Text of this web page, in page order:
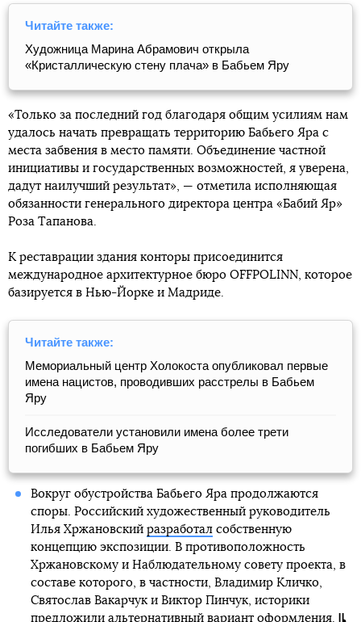
Читайте также:
Художница Марина Абрамович открыла
«Кристаллическую стену плача» в Бабьем Яру
«Только за последний год благодаря общим усилиям нам
удалось начать превращать территорию Бабьего Яра с
места забвения в место памяти. Объединение частной
инициативы и государственных возможностей, я уверена,
дадут наилучший результат», — отметила исполняющая
обязанности генерального директора центра «Бабий Яр»
Роза Тапанова.
К реставрации здания конторы присоединится
международное архитектурное бюро OFFPOLINN, которое
базируется в Нью-Йорке и Мадриде.
Читайте также:
Мемориальный центр Холокоста опубликовал первые
имена нацистов, проводивших расстрелы в Бабьем
Яру
Исследователи установили имена более трети
погибших в Бабьем Яру
Вокруг обустройства Бабьего Яра продолжаются
споры. Российский художественный руководитель
Илья Хржановский разработалсобственную
концепцию экспозиции. В противоположность
Хржановскому и Наблюдательному совету проекта, в
составе которого, в частности, Владимир Кличко,
Святослав Вакарчук и Виктор Пинчук, историки
предложилиальтернативный вариант оформления.